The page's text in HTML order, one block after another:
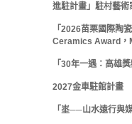
進駐計畫」駐村藝術
「2026苗栗國際陶
Ceramics Award，
「30年一遇：高雄
2027金車駐館計畫
「埊──山水遠行與